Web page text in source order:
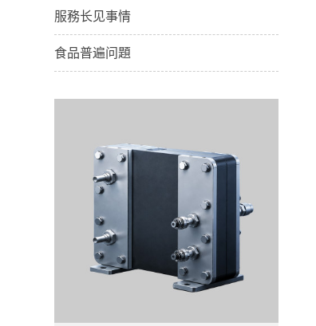
服務长见事情
食品普遍问題